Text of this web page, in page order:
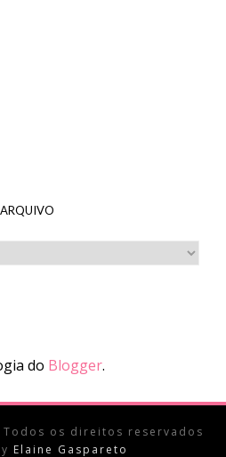
ARQUIVO
do Blogger.
Todos os direitos reservados
Elaine Gaspareto